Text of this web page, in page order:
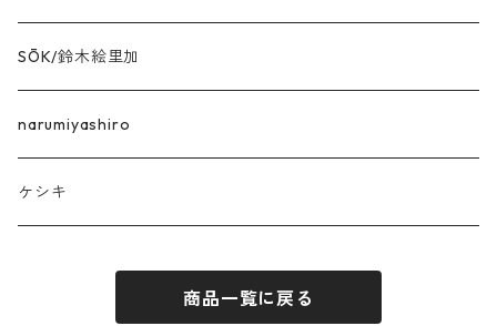
SŌK/鈴木絵里加
narumiyashiro
ケシキ
商品一覧に戻る